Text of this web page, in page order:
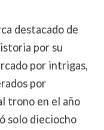
destacado de
por su
por intrigas,
por
trono en el año
solo dieciocho